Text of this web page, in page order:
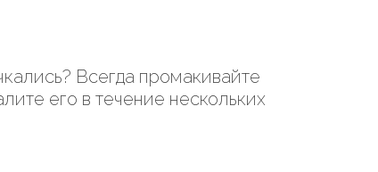
Всегда промакивайте
его в течение нескольких